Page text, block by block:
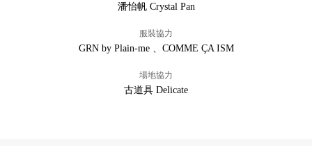
潘怡帆 Crystal Pan
服裝協力
GRN by Plain-me 、COMME ÇA ISM
場地協力
古道具 Delicate